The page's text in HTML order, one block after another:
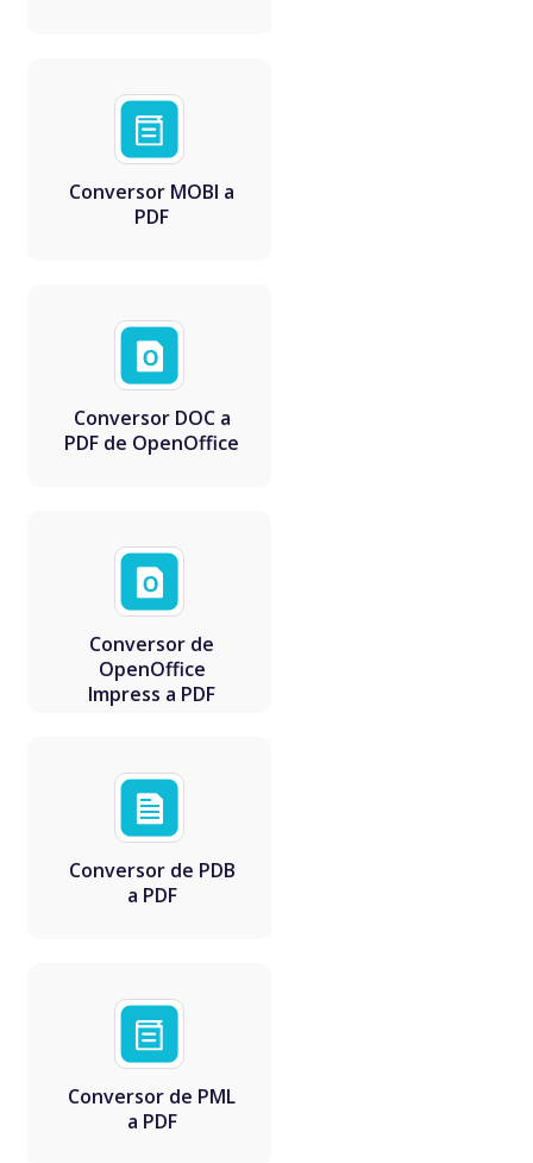
Conversor MOBI a
PDF
Conversor DOC a
PDF de OpenOffice
Conversor de
OpenOffice
Impress a PDF
Conversor de PDB
a PDF
Conversor de PML
a PDF